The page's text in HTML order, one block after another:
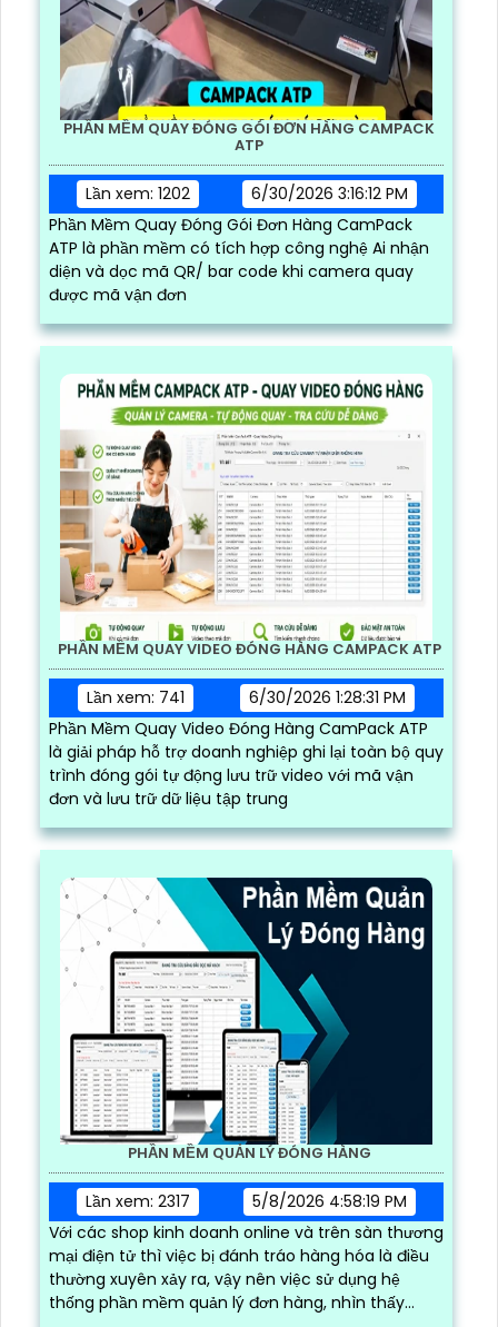
PHẦN MỀM QUAY ĐÓNG GÓI ĐƠN HÀNG CAMPACK
ATP
Lần xem: 1202
6/30/2026 3:16:12 PM
Phần Mềm Quay Đóng Gói Đơn Hàng CamPack
ATP là phần mềm có tích hợp công nghệ Ai nhận
diện và dọc mã QR/ bar code khi camera quay
được mã vận đơn
PHẦN MỀM QUAY VIDEO ĐÓNG HÀNG CAMPACK ATP
Lần xem: 741
6/30/2026 1:28:31 PM
Phần Mềm Quay Video Đóng Hàng CamPack ATP
là giải pháp hỗ trợ doanh nghiệp ghi lại toàn bộ quy
trình đóng gói tự động lưu trữ video với mã vận
đơn và lưu trữ dữ liệu tập trung
PHẦN MỀM QUẢN LÝ ĐÓNG HÀNG
Lần xem: 2317
5/8/2026 4:58:19 PM
Với các shop kinh doanh online và trên sàn thương
mại điện tử thì việc bị đánh tráo hàng hóa là điều
thường xuyên xảy ra, vậy nên việc sử dụng hệ
thống phần mềm quản lý đơn hàng, nhìn thấy